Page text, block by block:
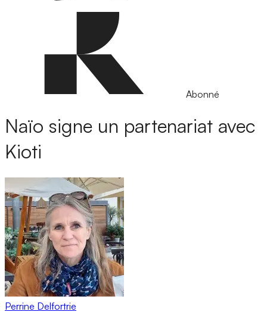
Abonné
Naïo signe un partenariat avec
Kioti
Perrine Delfortrie